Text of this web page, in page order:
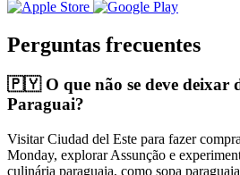
Perguntas frecuentes
🇵🇾 O que não se deve deixar
Paraguai?
Visitar Ciudad del Este para fazer
Monday, explorar Assunção e
culinária paraguaia, como sopa